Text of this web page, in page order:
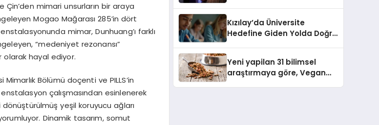
mimari unsurların bir araya
Mogao Mağarası 285’in dört
mimar, Dunhuang’ı farklı
“medeniyet rezonansı”
olarak hayal ediyor.
Bölümü doçenti ve PILLS’in
çalışmasından esinlenerek
yeşil koruyucu ağları
Dinamik tasarım, somut
Kızılay’da Üniversite
Hedefine Giden Yolda Doğru
Yeni yapilan 31 bilimsel
araştırmaya göre, Vegan